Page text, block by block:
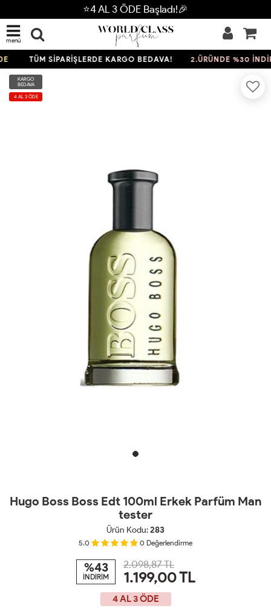
⭐4 AL 3 ÖDE Başladı!🎉
menü
TÜM SİPARİŞLERDE KARGO BEDAVA! 2.ÜRÜNDE %30
KARGO
BEDAVA
4 AL 3 ÖDE
Hugo Boss Boss Edt 100ml Erkek Parfüm Man
tester
Ürün Kodu:283
5.0 0 Değerlendirme
%43
İNDİRİM
2.098,87 TL
1.199,00TL
4 AL 3 ÖDE